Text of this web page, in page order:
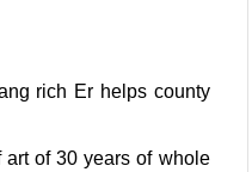
rich Er helps county
of 30 years of whole